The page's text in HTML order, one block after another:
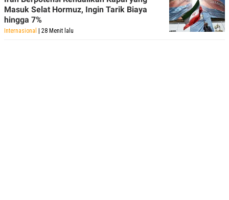
Masuk Selat Hormuz, Ingin Tarik Biaya
hingga 7%
Internasional | 28 Menit lalu